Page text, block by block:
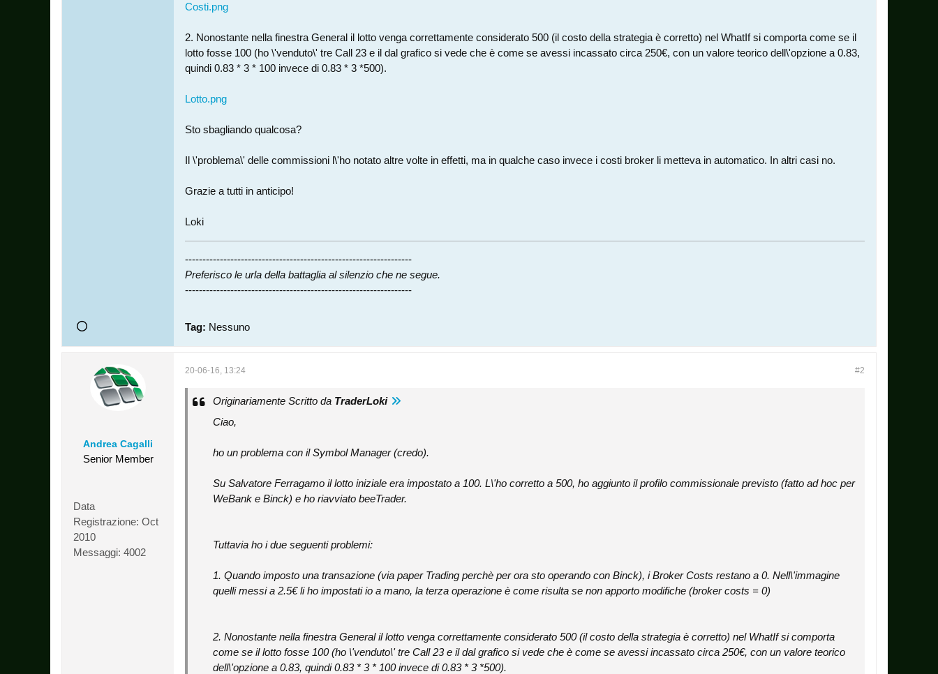
Costi.png
2. Nonostante nella finestra General il lotto venga correttamente considerato 500 (il costo della strategia è corretto) nel WhatIf si comporta come se il
lotto fosse 100 (ho \'venduto\' tre Call 23 e il dal grafico si vede che è come se avessi incassato circa 250€, con un valore teorico dell\'opzione a 0.83,
quindi 0.83 * 3 * 100 invece di 0.83 * 3 *500).
Lotto.png
Sto sbagliando qualcosa?
Il \'problema\' delle commissioni l\'ho notato altre volte in effetti, ma in qualche caso invece i costi broker li metteva in automatico. In altri casi no.
Grazie a tutti in anticipo!
Loki
-----------------------------------------------------------------
Preferisco le urla della battaglia al silenzio che ne segue.
-----------------------------------------------------------------
Tag: Nessuno
Andrea Cagalli
Senior Member
Data
Registrazione: Oct
2010
Messaggi: 4002
#2
20-06-16, 13:24
Originariamente Scritto da TraderLoki
Ciao,
ho un problema con il Symbol Manager (credo).
Su Salvatore Ferragamo il lotto iniziale era impostato a 100. L\'ho corretto a 500, ho aggiunto il profilo commissionale previsto (fatto ad hoc per
WeBank e Binck) e ho riavviato beeTrader.
Tuttavia ho i due seguenti problemi:
1. Quando imposto una transazione (via paper Trading perchè per ora sto operando con Binck), i Broker Costs restano a 0. Nell\'immagine
quelli messi a 2.5€ li ho impostati io a mano, la terza operazione è come risulta se non apporto modifiche (broker costs = 0)
2. Nonostante nella finestra General il lotto venga correttamente considerato 500 (il costo della strategia è corretto) nel WhatIf si comporta
come se il lotto fosse 100 (ho \'venduto\' tre Call 23 e il dal grafico si vede che è come se avessi incassato circa 250€, con un valore teorico
dell\'opzione a 0.83, quindi 0.83 * 3 * 100 invece di 0.83 * 3 *500).